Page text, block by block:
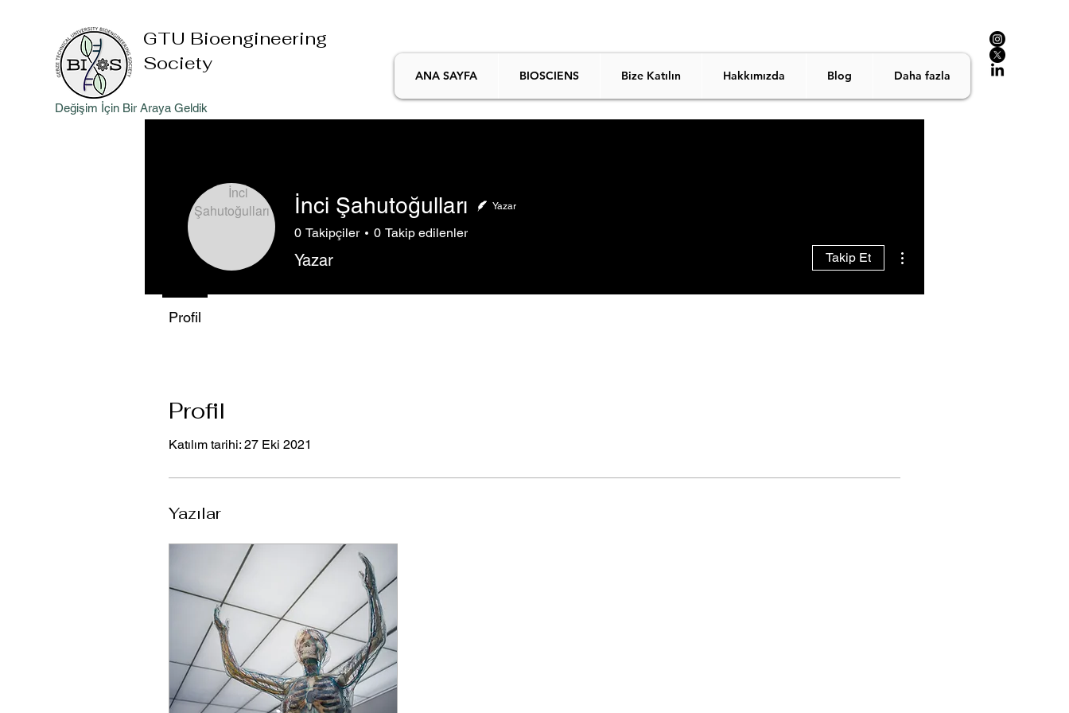
GTU Bioengineering
Society
Değişim İçin Bir Araya Geldik
ANA SAYFA BIOSCIENS Bize Katılın Hakkımızda Blog Daha fazla
Profil
Katılım tarihi: 27 Eki 2021
Yazılar
İnci Şahutoğulları Yazar
0 Takipçiler 0 Takip edilenler
Yazar Takip Et
Profil